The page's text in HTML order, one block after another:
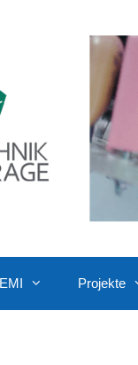
Projekte